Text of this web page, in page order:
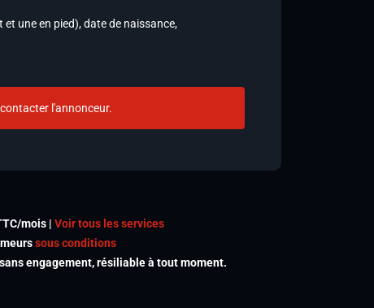
une en pied), date de naissance,
l'annonceur.
mois | Voir tous les services
sous conditions
engagement, résiliable à tout moment.